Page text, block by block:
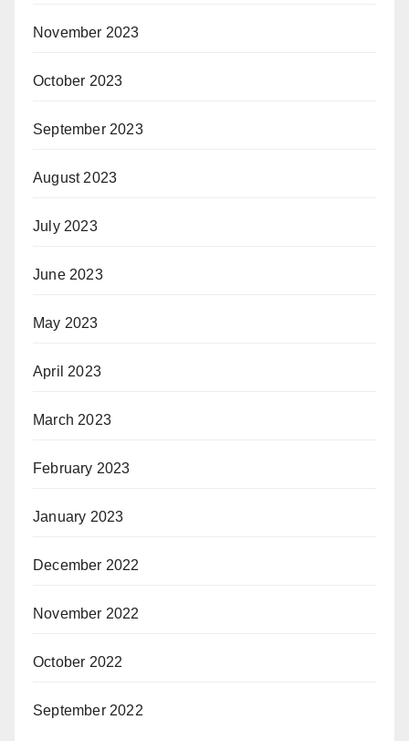
November 2023
October 2023
September 2023
August 2023
July 2023
June 2023
May 2023
April 2023
March 2023
February 2023
January 2023
December 2022
November 2022
October 2022
September 2022